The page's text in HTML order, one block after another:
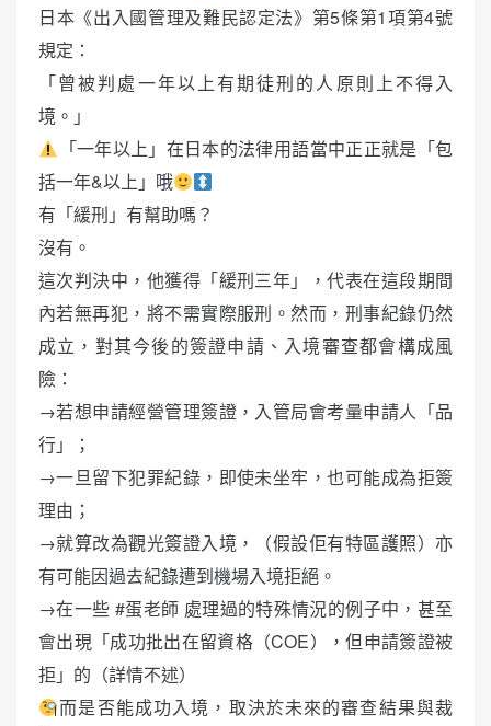
日本《出入國管理及難民認定法》第5條第1項第4號
規定：
「曾被判處一年以上有期徒刑的人原則上不得入
境。」
「一年以上」在日本的法律用語當中正正就是「包
括一年&以上」哦
有「緩刑」有幫助嗎？
沒有。
這次判決中，他獲得「緩刑三年」，代表在這段期間
內若無再犯，將不需實際服刑。然而，刑事紀錄仍然
成立，對其今後的簽證申請、入境審查都會構成風
險：
→若想申請經營管理簽證，入管局會考量申請人「品
行」；
→一旦留下犯罪紀錄，即使未坐牢，也可能成為拒簽
理由；
→就算改為觀光簽證入境，（假設佢有特區護照）亦
有可能因過去紀錄遭到機場入境拒絕。
→在一些 #蛋老師 處理過的特殊情況的例子中，甚至
會出現「成功批出在留資格（COE），但申請簽證被
拒」的（詳情不述）
而是否能成功入境，取決於未來的審查結果與裁